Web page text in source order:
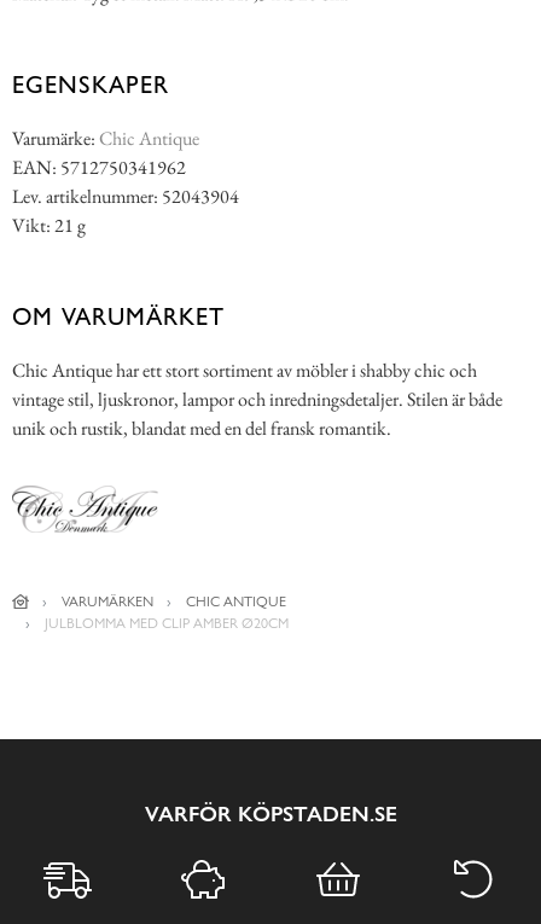
EGENSKAPER
Varumärke:Chic Antique
EAN: 5712750341962
Lev. artikelnummer: 52043904
Vikt: 21 g
OM VARUMÄRKET
Chic Antique har ett stort sortiment av möbler i shabby chic och
vintage stil, ljuskronor, lampor och inredningsdetaljer. Stilen är både
unik och rustik, blandat med en del fransk romantik.
VARUMÄRKEN
CHIC ANTIQUE
JULBLOMMA MED CLIP AMBER Ø20CM
VARFÖR KÖPSTADEN.SE